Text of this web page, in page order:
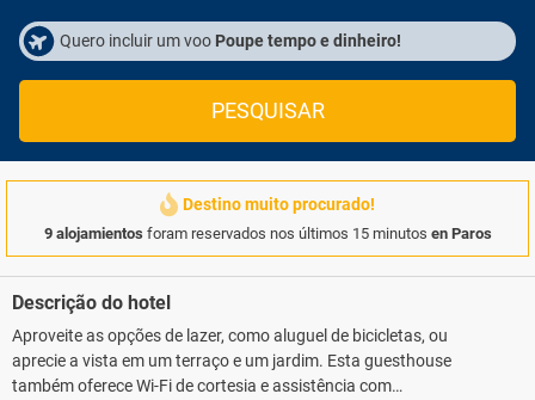
Quero incluir um voo Poupe tempo e dinheiro!
PESQUISAR
Destino muito procurado!
9 alojamientos foram reservados nos últimos 15 minutos en Paros
Descrição do hotel
Aproveite as opções de lazer, como aluguel de bicicletas, ou
aprecie a vista em um terraço e um jardim. Esta guesthouse
também oferece Wi-Fi de cortesia e assistência com